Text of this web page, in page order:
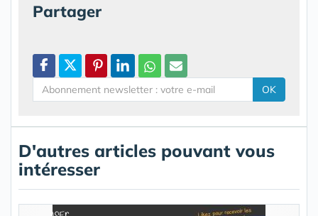
Partager
OK
D'autres articles pouvant vous
intéresser